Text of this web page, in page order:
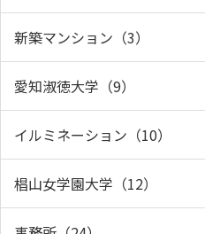
新築マンション（3）
愛知淑徳大学（9）
イルミネーション（10）
椙山女学園大学（12）